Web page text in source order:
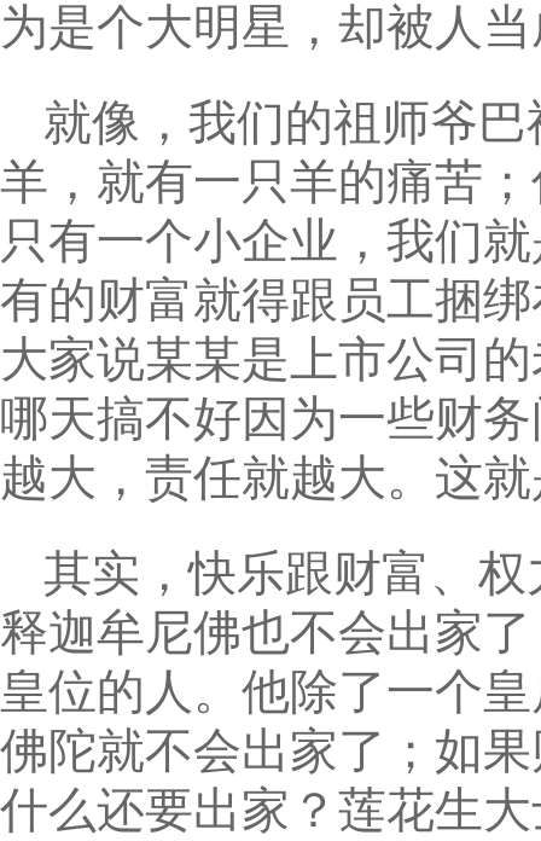
为是个大明星，却被人
就像，我们的祖师爷
羊，就有一只羊的痛苦
只有一个小企业，我们
有的财富就得跟员工捆
大家说某某是上市公司
哪天搞不好因为一些财
越大，责任就越大。这
其实，快乐跟财富、
释迦牟尼佛也不会出家
皇位的人。他除了一个
佛陀就不会出家了；如
什么还要出家？莲花生